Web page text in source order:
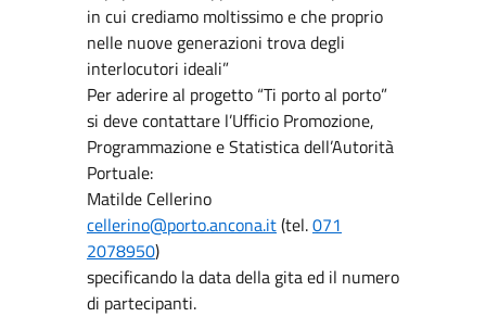
in cui crediamo moltissimo e che proprio
nelle nuove generazioni trova degli
interlocutori ideali”
Per aderire al progetto “Ti porto al porto”
si deve contattare l’Ufficio Promozione,
Programmazione e Statistica dell’Autorità
Portuale:
Matilde Cellerino
cellerino@porto.ancona.it(tel.071
2078950)
specificando la data della gita ed il numero
di partecipanti.